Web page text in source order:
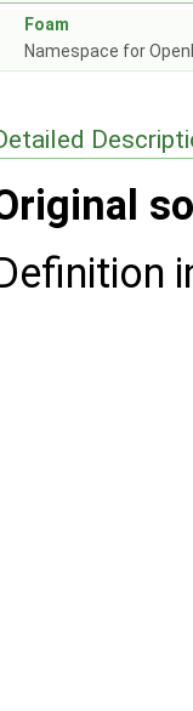
Foam
Namespace for